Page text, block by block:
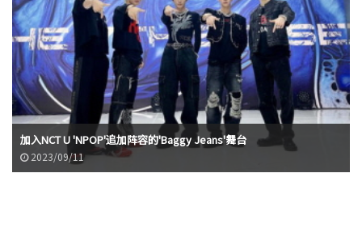
加入NCT U 'NPOP'追加阵容的'Baggy Jeans'舞台
2023/09/11